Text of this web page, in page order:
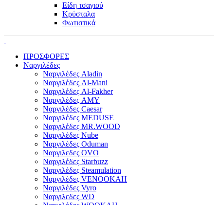
Είδη τσαγιού
Κρύσταλα
Φωτιστικά
ΠΡΟΣΦΟΡΕΣ
Ναργιλέδες
Ναργιλέδες Aladin
Ναργιλέδες Al-Mani
Ναργιλέδες Al-Fakher
Ναργιλέδες AΜΥ
Ναργιλέδες Caesar
Ναργιλέδες MEDUSE
Ναργιλέδες MR.WOOD
Ναργιλέδες Nube
Ναργιλέδες Oduman
Ναργιλεδες OVO
Ναργιλέδες Starbuzz
Ναργιλέδες Steamulation
Ναργιλέδες VENOOKAH
Ναργιλέδες Vyro
Ναργιλεδες WD